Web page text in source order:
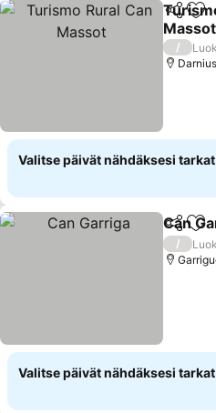
Jaa
Massot
Katso
/
Valitse päivät nähdäksesi
Jaa
Can
/
Valitse päivät nähdäksesi